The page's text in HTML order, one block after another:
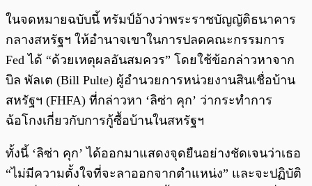
ในจดหมายฉบับนี้ ทรัมป์อ้างว่าพระราชบัญญัติธนาคาร
กลางสหรัฐฯ ให้อำนาจเขาในการปลดคณะกรรมการ
Fed ได้ “ด้วยเหตุผลอันสมควร” โดยใช้ข้อกล่าวหาจาก
บิล พัลเต (Bill Pulte) ผู้อำนวยการหน่วยงานสินเชื่อบ้าน
สหรัฐฯ (FHFA) ที่กล่าวหา ‘ลิซ่า คุก’ ว่ากระทำการ
ฉ้อโกงเกี่ยวกับการกู้ซื้อบ้านในสหรัฐฯ
ทั้งนี้ ‘ลิซ่า คุก’ ได้ออกมาแสดงจุดยืนอย่างชัดเจนว่าเธอ
“ไม่มีความตั้งใจที่จะลาออกจากตำแหน่ง” และจะปฏิบัติ